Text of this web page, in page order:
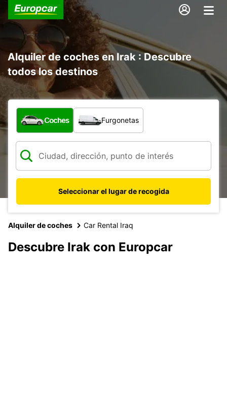
Alquiler de coches en Irak : Descubre
todos los destinos
¿Qué tipo de vehículo?
Coches Furgonetas
Seleccionar el lugar de recogida
Alquiler de coches Car Rental Iraq
Descubre Irak con Europcar